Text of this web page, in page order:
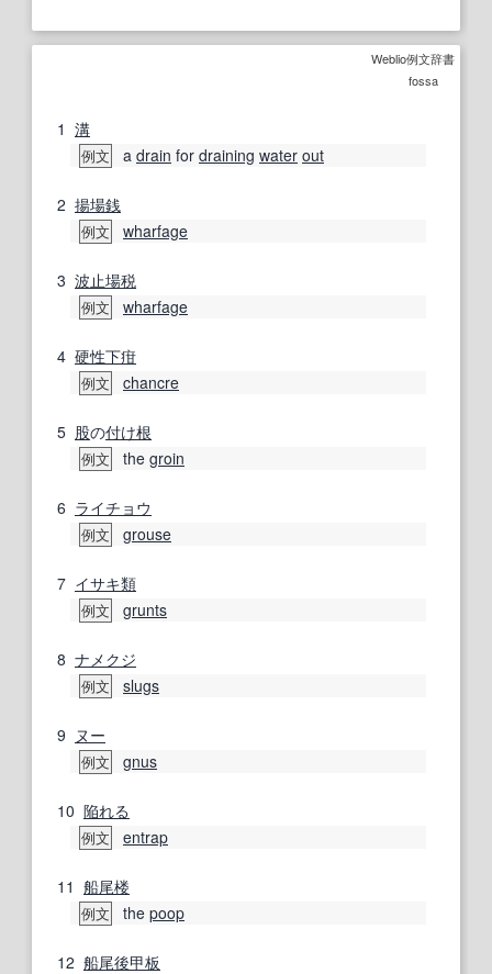
Weblio例文辞書
fossa
1 溝
例文 a drain for draining water out
2 揚場銭
例文 wharfage
3 波止場税
例文 wharfage
4 硬性下疳
例文 chancre
5 股の付け根
例文 the groin
6 ライチョウ
例文 grouse
7 イサキ類
例文 grunts
8 ナメクジ
例文 slugs
9 ヌー
例文 gnus
10 陥れる
例文 entrap
11 船尾楼
例文 the poop
12 船尾後甲板